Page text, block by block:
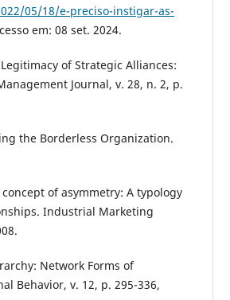
05/18/e-preciso-instigar-as-
em: 08 set. 2024.
Legitimacy of Strategic Alliances:
Journal, v. 28, n. 2, p.
the Borderless Organization.
concept of asymmetry: A typology
Industrial Marketing
Network Forms of
Behavior, v. 12, p. 295-336,